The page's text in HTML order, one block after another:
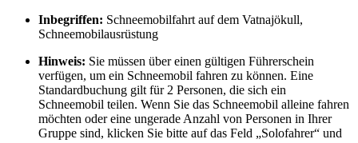
Inbegriffen: Schneemobilfahrt auf dem Vatnajökull,
Schneemobilausrüstung
Hinweis: Sie müssen über einen gültigen Führerschein
verfügen, um ein Schneemobil fahren zu können. Eine
Standardbuchung gilt für 2 Personen, die sich ein
Schneemobil teilen. Wenn Sie das Schneemobil alleine fahren
möchten oder eine ungerade Anzahl von Personen in Ihrer
Gruppe sind, klicken Sie bitte auf das Feld „Solofahrer“ und